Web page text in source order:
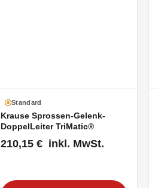
Standard
Krause Sprossen-Gelenk-
DoppelLeiter TriMatic®
210,15 € inkl. MwSt.